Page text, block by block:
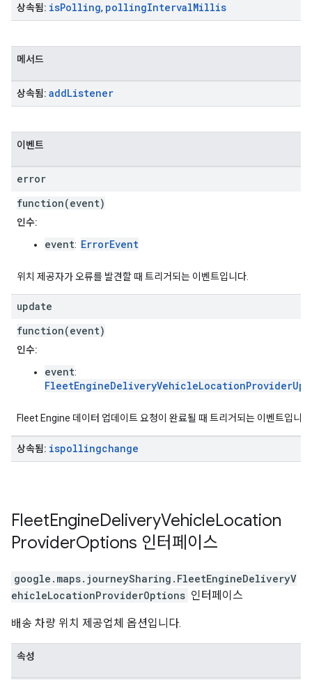
상속됨: isPolling, pollingIntervalMillis
메서드
상속됨: addListener
이벤트
error
function(event)
인수:
event: ErrorEvent
위치 제공자가 오류를 발견할 때 트리거되는 이벤트입니다.
update
function(event)
인수:
event:
Fleet Engine 데이터 업데이트 요청이 완료될 때 트리거되는 이벤트입니
상속됨: ispollingchange
FleetEngineDeliveryVehicleLocation
ProviderOptions 인터페이스
google.maps.journeySharing . FleetEngineDeliveryV
ehicleLocationProviderOptions 인터페이스
배송 차량 위치 제공업체 옵션입니다.
속성